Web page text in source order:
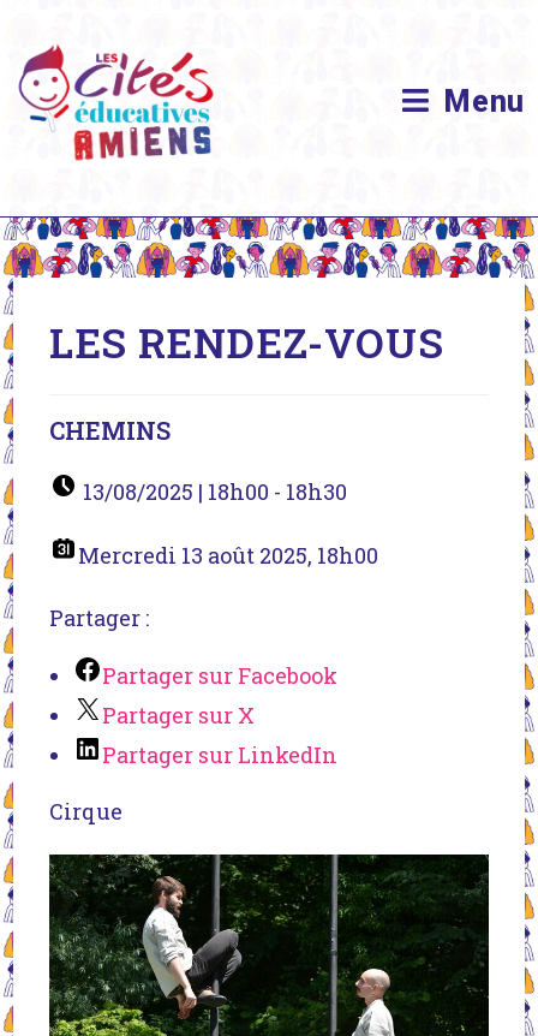
content
Menu
LES RENDEZ-VOUS
CHEMINS
13/08/2025 | 18h00 - 18h30
Mercredi 13 août 2025, 18h00
Partager :
Partager sur Facebook
Partager sur X
Partager sur LinkedIn
Cirque